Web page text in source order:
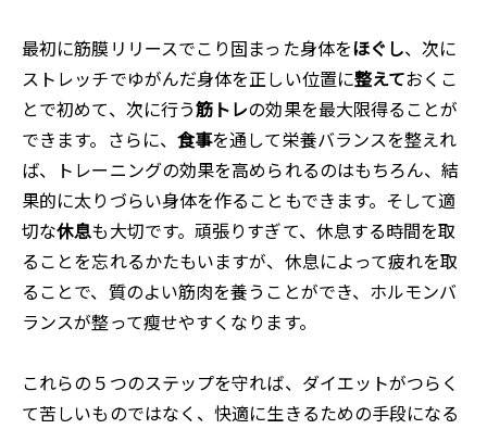
最初に筋膜リリースでこり固まった身体をほぐし、次に
ストレッチでゆがんだ身体を正しい位置に整えておくこ
とで初めて、次に行う筋トレの効果を最大限得ることが
できます。さらに、 食事を通して栄養バランスを整えれ
ば、トレーニングの効果を高められるのはもちろん、結
果的に太りづらい身体を作ることもできます。そして適
切な休息も大切です。頑張りすぎて、休息する時間を取
ることを忘れるかたもいますが、休息によって疲れを取
ることで、質のよい筋肉を養うことができ、ホルモンバ
ランスが整って瘦せやすくなります。
これらの５つのステップを守れば、ダイエットがつらく
て苦しいものではなく、快適に生きるための手段になる